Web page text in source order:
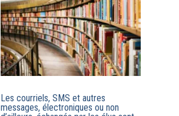
Les courriels, SMS et autres
messages, électroniques ou non